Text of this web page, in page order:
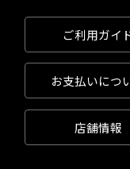
ご利用ガイ
お支払いにつ
店舗情報